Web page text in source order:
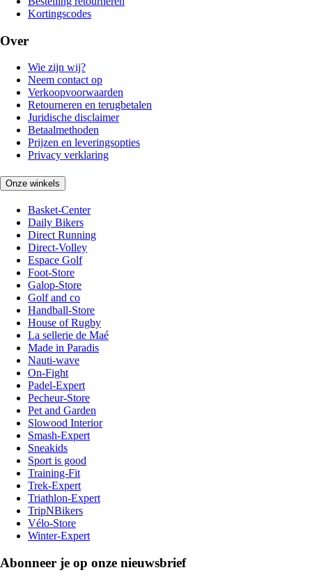
Kortingscodes
Over
Wie zijn wij?
Neem contact op
Verkoopvoorwaarden
Retourneren en terugbetalen
Juridische disclaimer
Betaalmethoden
Prijzen en leveringsopties
Privacy verklaring
Onze winkels
Basket-Center
Daily Bikers
Direct Running
Direct-Volley
Espace Golf
Foot-Store
Galop-Store
Golf and co
Handball-Store
House of Rugby
La sellerie de Maé
Made in Paradis
Nauti-wave
On-Fight
Padel-Expert
Pecheur-Store
Pet and Garden
Slowood Interior
Smash-Expert
Sneakids
Sport is good
Training-Fit
Trek-Expert
Triathlon-Expert
TripNBikers
Vélo-Store
Winter-Expert
Abonneer je op onze nieuwsbrief